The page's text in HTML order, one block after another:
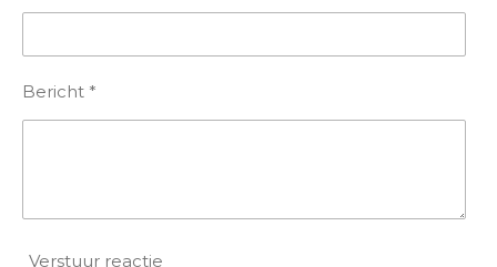
Bericht *
Verstuur reactie